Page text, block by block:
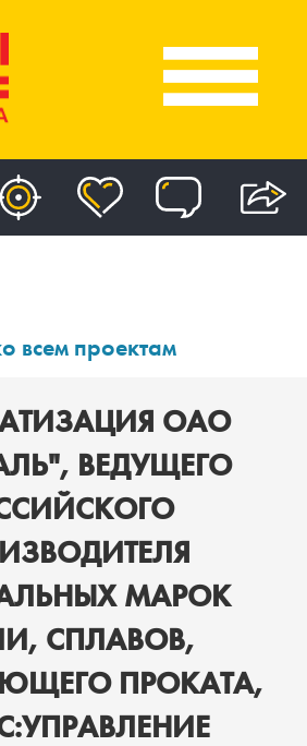
всем проектам
ОАО
ВЕДУЩЕГО
МАРОК
СПЛАВОВ,
ПРОКАТА,